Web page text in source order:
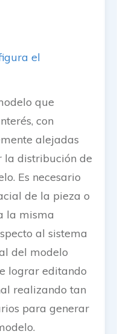
el
que
con
alejadas
la distribución de
Es necesario
de la pieza o
la misma
al sistema
del modelo
lograr editando
realizando tan
para generar